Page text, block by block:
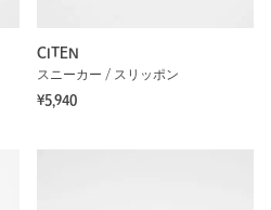
CITEN
スニーカー / スリッポン
¥5,940